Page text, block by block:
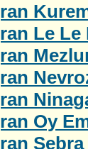
Le Le
Oy